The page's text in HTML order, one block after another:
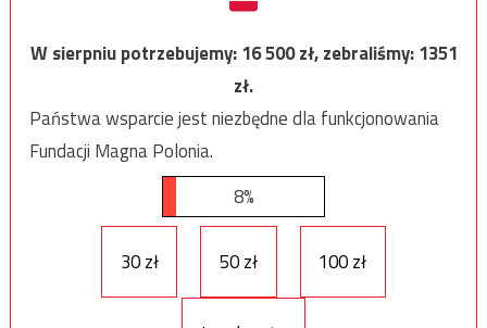
W sierpniu potrzebujemy:16 500zł, zebraliśmy:1351
zł.
Państwa wsparcie jest niezbędne dla funkcjonowania
Fundacji Magna Polonia.
8%
30 zł 50 zł 100 zł